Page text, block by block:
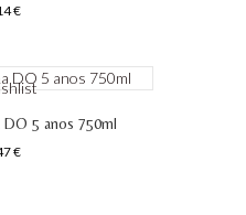
€
DO 5 anos 750ml
€